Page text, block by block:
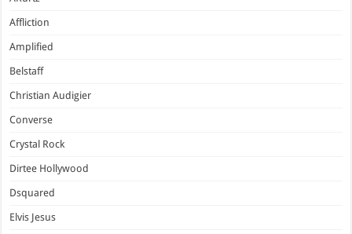
Affliction
Amplified
Belstaff
Christian Audigier
Converse
Crystal Rock
Dirtee Hollywood
Dsquared
Elvis Jesus